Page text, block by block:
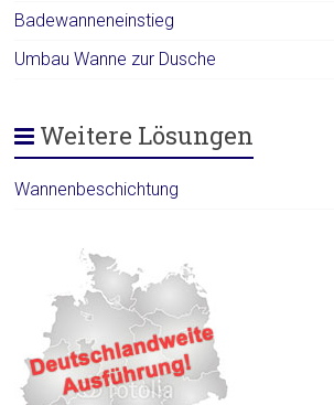
Badewanneneinstieg
Umbau Wanne zur Dusche
Weitere Lösungen
Wannenbeschichtung